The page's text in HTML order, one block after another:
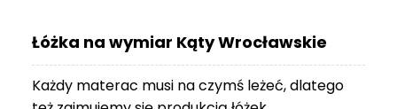
Łóżka na wymiar Kąty Wrocławskie
Każdy materac musi na czymś leżeć, dlatego